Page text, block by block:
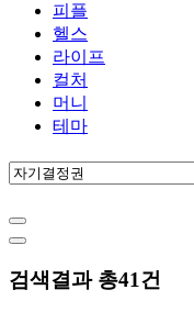
피플
헬스
라이프
컬처
머니
테마
검색결과 총41건